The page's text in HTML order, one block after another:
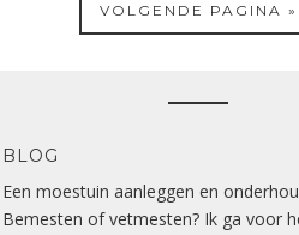
VOLGENDE PAGINA »
BLOG
Een moestuin aanleggen en
Bemesten of vetmesten? Ik ga voor